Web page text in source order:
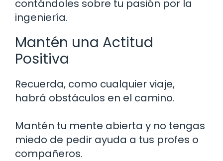
contándoles sobre tu pasión por la
ingeniería.
Mantén una Actitud
Positiva
Recuerda, como cualquier viaje,
habrá obstáculos en el camino.
Mantén tu mente abierta y no tengas
miedo de pedir ayuda a tus profes o
compañeros.